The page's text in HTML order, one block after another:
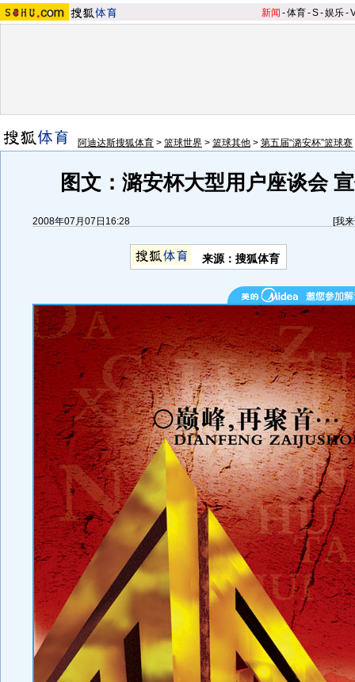
新闻 -体育-S-娱乐-
阿迪达斯搜狐体育 > 篮球世界 > 篮球其他 > 第五届“潞安杯”篮球赛
图文：潞安杯大型用户座谈会
2008年07月07日16:28 [我
来源：搜狐体育